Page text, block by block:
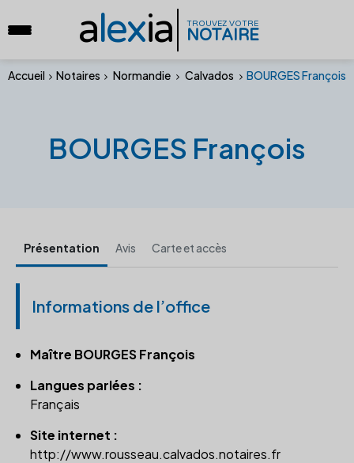
alexia TROUVEZ VOTRE
NOTAIRE
Accueil Notaires Normandie Calvados BOURGES François
BOURGES François
Présentation Avis Carte et accès
Informations de l’office
Maître BOURGES François
Langues parlées :
Français
Site internet :
http://www.rousseau.calvados.notaires.fr